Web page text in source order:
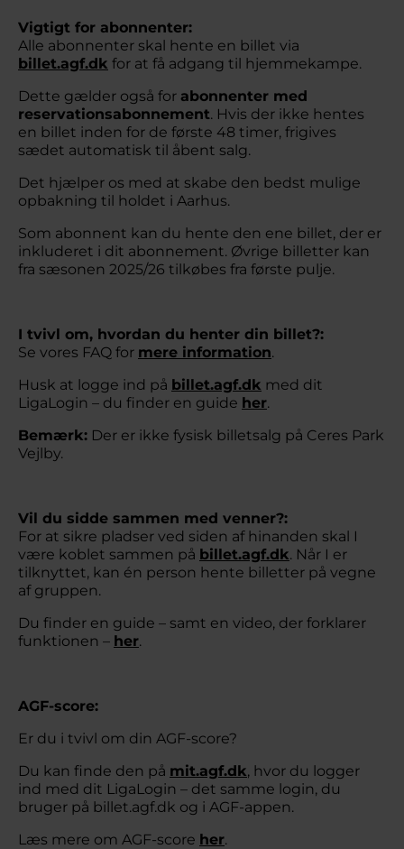
Vigtigt for abonnenter:
Alle abonnenter skal hente en billet via
billet.agf.dk for at få adgang til hjemmekampe.
Dette gælder også for abonnenter med
reservationsabonnement. Hvis der ikke hentes
en billet inden for de første 48 timer, frigives
sædet automatisk til åbent salg.
Det hjælper os med at skabe den bedst mulige
opbakning til holdet i Aarhus.
Som abonnent kan du hente den ene billet, der er
inkluderet i dit abonnement. Øvrige billetter kan
fra sæsonen 2025/26 tilkøbes fra første pulje.
I tvivl om, hvordan du henter din billet?:
Se vores FAQ for mere information.
Husk at logge ind på billet.agf.dk med dit
LigaLogin – du finder en guide her.
Bemærk: Der er ikke fysisk billetsalg på Ceres Park
Vejlby.
Vil du sidde sammen med venner?:
For at sikre pladser ved siden af hinanden skal I
være koblet sammen på billet.agf.dk. Når I er
tilknyttet, kan én person hente billetter på vegne
af gruppen.
Du finder en guide – samt en video, der forklarer
funktionen – her.
AGF-score:
Er du i tvivl om din AGF-score?
Du kan finde den på mit.agf.dk, hvor du logger
ind med dit LigaLogin – det samme login, du
bruger på billet.agf.dk og i AGF-appen.
Læs mere om AGF-score her.